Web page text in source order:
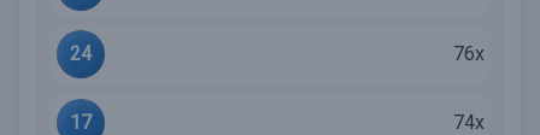
24 76x
17 74x